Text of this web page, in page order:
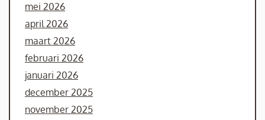
mei 2026
april 2026
maart 2026
februari 2026
januari 2026
december 2025
november 2025